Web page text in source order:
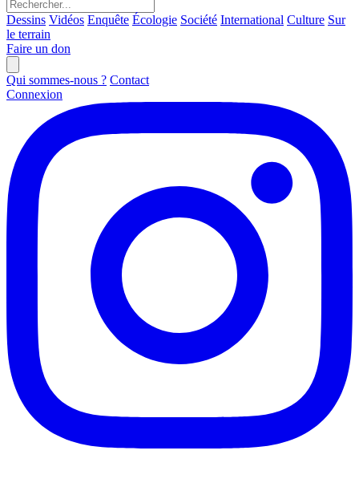
Dessins Vidéos Enquête Écologie Société International Culture Sur
le terrain
Faire un don
Qui sommes-nous ? Contact
Connexion